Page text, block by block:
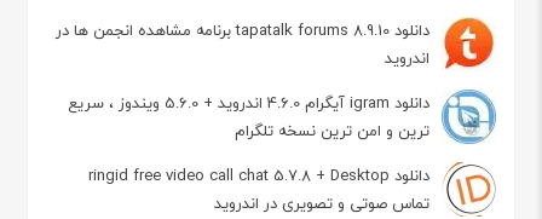
دانلود tapatalk forums 8.9.10 برنامه مشاهده انجمن ها در
اندروید
دانلود igram آیگرام 4.6.0 اندروید + 5.6.0 ویندوز ، سریع
ترین و امن ترین نسخه تلگرام
دانلود ringid free video call chat 5.7.8 + Desktop
تماس صوتی و تصویری در اندروید